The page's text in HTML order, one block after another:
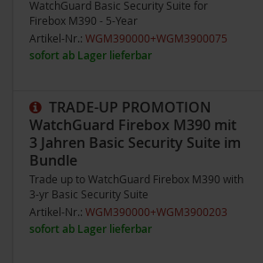
WatchGuard Basic Security Suite for
Firebox M390 - 5-Year
Artikel-Nr.: WGM390000+WGM3900075
sofort ab Lager lieferbar
TRADE-UP PROMOTION
WatchGuard Firebox M390 mit
3 Jahren Basic Security Suite im
Bundle
Trade up to WatchGuard Firebox M390 with
3-yr Basic Security Suite
Artikel-Nr.: WGM390000+WGM3900203
sofort ab Lager lieferbar